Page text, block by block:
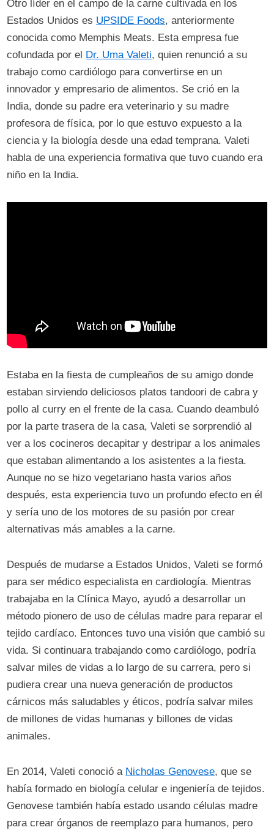
Otro líder en el campo de la carne cultivada en los
Estados Unidos es UPSIDE Foods, anteriormente
conocida como Memphis Meats. Esta empresa fue
cofundada por el Dr. Uma Valeti, quien renunció a su
trabajo como cardiólogo para convertirse en un
innovador y empresario de alimentos. Se crió en la
India, donde su padre era veterinario y su madre
profesora de física, por lo que estuvo expuesto a la
ciencia y la biología desde una edad temprana. Valeti
habla de una experiencia formativa que tuvo cuando era
niño en la India.
Estaba en la fiesta de cumpleaños de su amigo donde
estaban sirviendo deliciosos platos tandoori de cabra y
pollo al curry en el frente de la casa. Cuando deambuló
por la parte trasera de la casa, Valeti se sorprendió al
ver a los cocineros decapitar y destripar a los animales
que estaban alimentando a los asistentes a la fiesta.
Aunque no se hizo vegetariano hasta varios años
después, esta experiencia tuvo un profundo efecto en él
y sería uno de los motores de su pasión por crear
alternativas más amables a la carne.
Después de mudarse a Estados Unidos, Valeti se formó
para ser médico especialista en cardiología. Mientras
trabajaba en la Clínica Mayo, ayudó a desarrollar un
método pionero de uso de células madre para reparar el
tejido cardíaco. Entonces tuvo una visión que cambió su
vida. Si continuara trabajando como cardiólogo, podría
salvar miles de vidas a lo largo de su carrera, pero si
pudiera crear una nueva generación de productos
cárnicos más saludables y éticos, podría salvar miles
de millones de vidas humanas y billones de vidas
animales.
En 2014, Valeti conoció a Nicholas Genovese, que se
había formado en biología celular e ingeniería de tejidos.
Genovese también había estado usando células madre
para crear órganos de reemplazo para humanos, pero